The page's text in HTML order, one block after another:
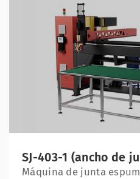
SJ-403-1 (ancho de
Máquina de junta